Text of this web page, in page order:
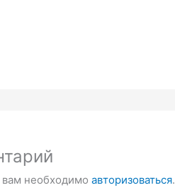
необходимо авторизоваться.